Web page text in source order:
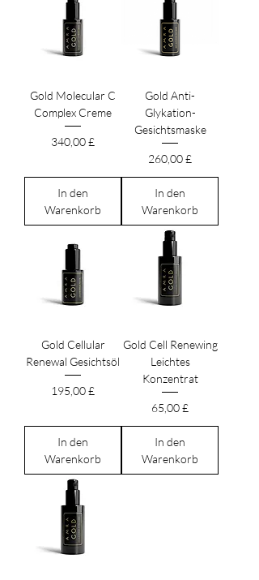
Gold Molecular C
Complex Creme
Preis
340,00 £
In den
Warenkorb
Gold Anti-
Glykation-
Gesichtsmaske
Preis
260,00 £
In den
Warenkorb
Gold Cellular
Renewal Gesichtsöl
Preis
195,00 £
In den
Warenkorb
Gold Cell Renewing
Leichtes
Konzentrat
Preis
65,00 £
In den
Warenkorb